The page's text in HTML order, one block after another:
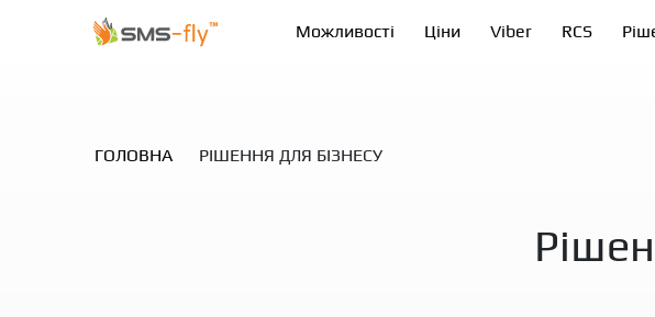
Можливості Ціни Viber RCS
ГОЛОВНА РІШЕННЯ ДЛЯ БІЗНЕСУ